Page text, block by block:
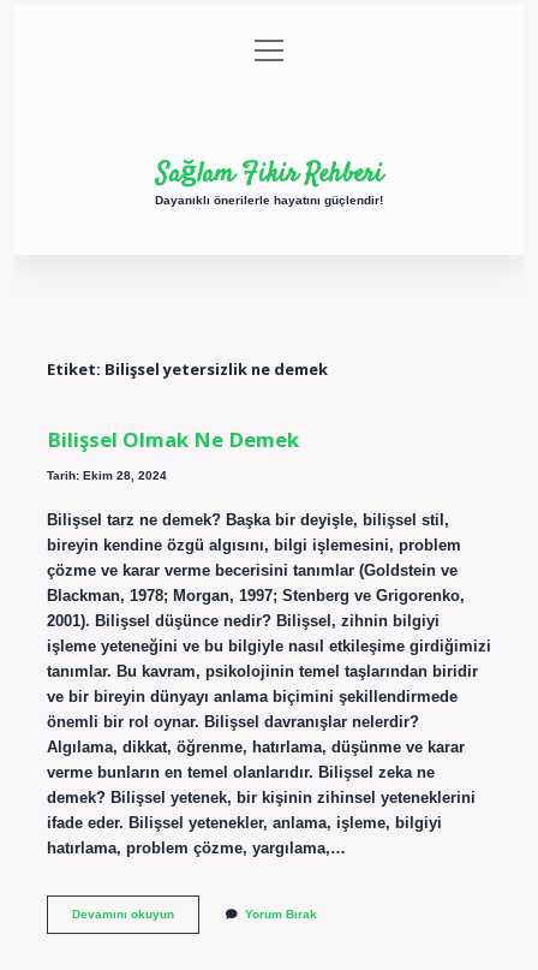
Gizlilik Politikası
menüyü
aç
Sağlam Fikir Rehberi
Dayanıklı önerilerle hayatını güçlendir!
Etiket: Bilişsel yetersizlik ne demek
Bilişsel Olmak Ne Demek
Tarih: Ekim 28, 2024
Bilişsel tarz ne demek? Başka bir deyişle, bilişsel stil,
bireyin kendine özgü algısını, bilgi işlemesini, problem
çözme ve karar verme becerisini tanımlar (Goldstein ve
Blackman, 1978; Morgan, 1997; Stenberg ve Grigorenko,
2001). Bilişsel düşünce nedir? Bilişsel, zihnin bilgiyi
işleme yeteneğini ve bu bilgiyle nasıl etkileşime girdiğimizi
tanımlar. Bu kavram, psikolojinin temel taşlarından biridir
ve bir bireyin dünyayı anlama biçimini şekillendirmede
önemli bir rol oynar. Bilişsel davranışlar nelerdir?
Algılama, dikkat, öğrenme, hatırlama, düşünme ve karar
verme bunların en temel olanlarıdır. Bilişsel zeka ne
demek? Bilişsel yetenek, bir kişinin zihinsel yeteneklerini
ifade eder. Bilişsel yetenekler, anlama, işleme, bilgiyi
hatırlama, problem çözme, yargılama,…
Devamını okuyunBilişsel
Yorum Bırak